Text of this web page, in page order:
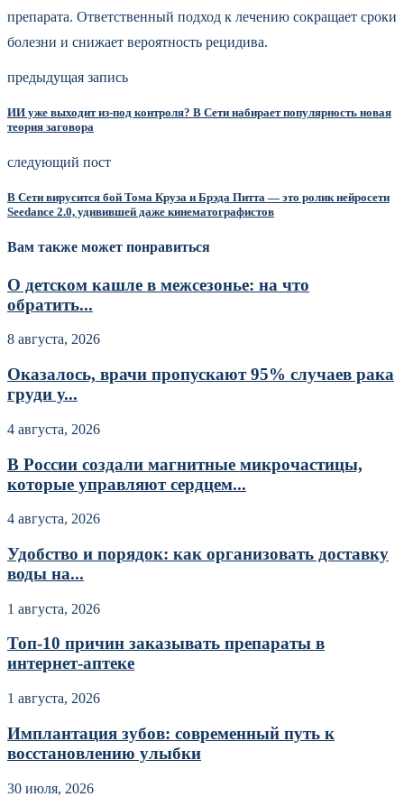
препарата. Ответственный подход к лечению сокращает сроки
болезни и снижает вероятность рецидива.
предыдущая запись
ИИ уже выходит из-под контроля? В Сети набирает популярность новая
теория заговора
следующий пост
В Сети вирусится бой Тома Круза и Брэда Питта — это ролик нейросети
Seedance 2.0, удивившей даже кинематографистов
Вам также может понравиться
О детском кашле в межсезонье: на что
обратить...
8 августа, 2026
Оказалось, врачи пропускают 95% случаев рака
груди у...
4 августа, 2026
В России создали магнитные микрочастицы,
которые управляют сердцем...
4 августа, 2026
Удобство и порядок: как организовать доставку
воды на...
1 августа, 2026
Топ-10 причин заказывать препараты в
интернет-аптеке
1 августа, 2026
Имплантация зубов: современный путь к
восстановлению улыбки
30 июля, 2026